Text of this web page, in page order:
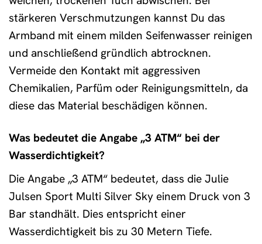
stärkeren Verschmutzungen kannst Du das
Armband mit einem milden Seifenwasser reinigen
und anschließend gründlich abtrocknen.
Vermeide den Kontakt mit aggressiven
Chemikalien, Parfüm oder Reinigungsmitteln, da
diese das Material beschädigen können.
Was bedeutet die Angabe „3 ATM“ bei der
Wasserdichtigkeit?
Die Angabe „3 ATM“ bedeutet, dass die Julie
Julsen Sport Multi Silver Sky einem Druck von 3
Bar standhält. Dies entspricht einer
Wasserdichtigkeit bis zu 30 Metern Tiefe.